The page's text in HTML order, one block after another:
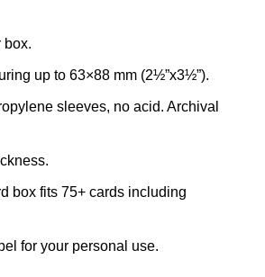
box.
up to 63×88 mm (2½”x3½”).
sleeves, no acid. Archival
box fits 75+ cards including
for your personal use.